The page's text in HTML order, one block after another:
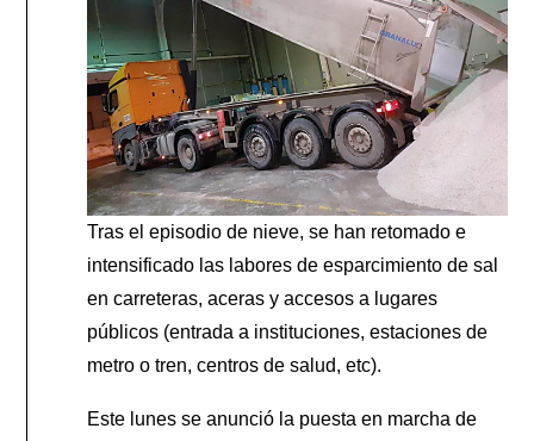
Tras el episodio de nieve, se han retomado e
intensificado las labores de esparcimiento de sal
en carreteras, aceras y accesos a lugares
públicos (entrada a instituciones, estaciones de
metro o tren, centros de salud, etc).
Este lunes se anunció la puesta en marcha de